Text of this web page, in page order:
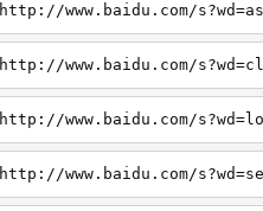
http://www.baidu.com/
http://www.baidu.com/
http://www.baidu.com/
http://www.baidu.com/